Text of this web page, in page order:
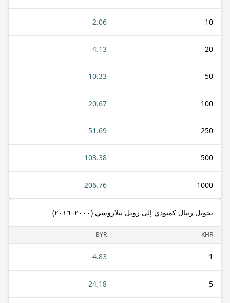
10
2.06
20
4.13
50
10.33
100
20.67
250
51.69
500
103.38
1000
206.76
تحويل رييال كمبودي إلى روبل بيلاروسي (٢٠٠٠–٢٠١٦)
KHR
BYR
1
4.83
5
24.18